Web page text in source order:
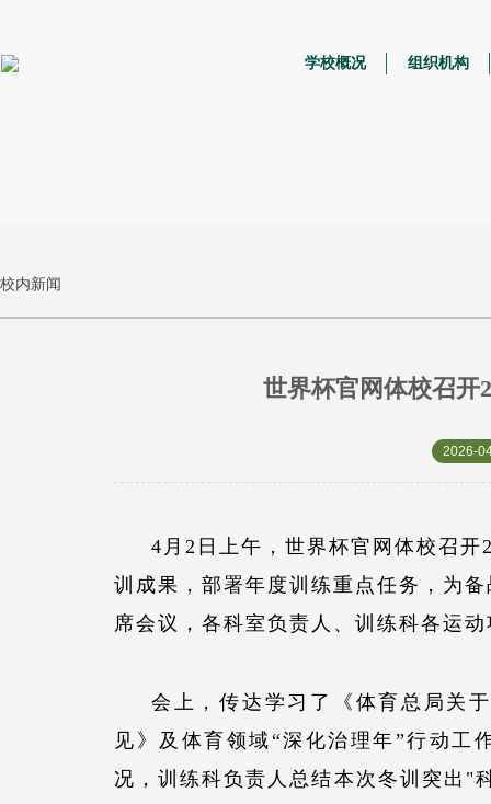
学校概况 组织机构
校内新闻
世界杯官网体校召开
2026-
4月2日上午，世界杯官网体校召
训成果，部署年度训练重点任务，为
席会议，各科室负责人、训练科各运
会上，传达学习了《体育总局关
见》及体育领域“深化治理年”行动工
况，训练科负责人总结本次冬训突出 "